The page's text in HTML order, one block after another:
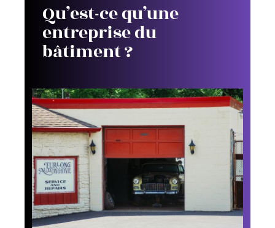
Qu’est-ce qu’une
entreprise du
bâtiment ?